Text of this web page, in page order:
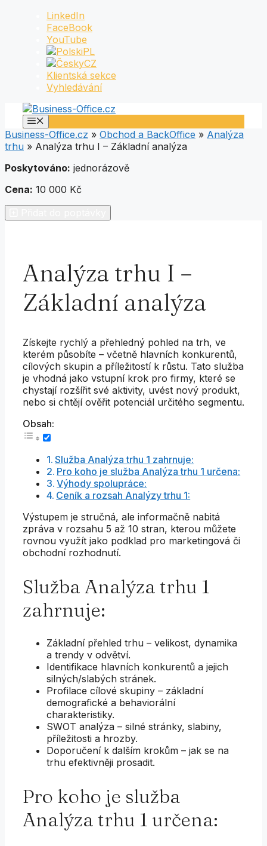
LinkedIn
FaceBook
YouTube
PL
CZ
Klientská sekce
Vyhledávání
Business-Office.cz » Obchod a BackOffice » Analýza
trhu » Analýza trhu I – Základní analýza
Poskytováno: jednorázově
Cena: 10 000 Kč
Analýza trhu I –
Základní analýza
Získejte rychlý a přehledný pohled na trh, ve
kterém působíte – včetně hlavních konkurentů,
cílových skupin a příležitostí k růstu. Tato služba
je vhodná jako vstupní krok pro firmy, které se
chystají rozšířit své aktivity, uvést nový produkt,
nebo si chtějí ověřit potenciál určitého segmentu.
Obsah:
Služba Analýza trhu 1 zahrnuje:
Pro koho je služba Analýza trhu 1 určena:
Výhody spolupráce:
Ceník a rozsah Analýzy trhu 1:
Výstupem je stručná, ale informačně nabitá
zpráva v rozsahu 5 až 10 stran, kterou můžete
rovnou využít jako podklad pro marketingová či
obchodní rozhodnutí.
Služba Analýza trhu 1
zahrnuje:
Základní přehled trhu – velikost, dynamika
a trendy v odvětví.
Identifikace hlavních konkurentů a jejich
silných/slabých stránek.
Profilace cílové skupiny – základní
demografické a behaviorální
charakteristiky.
SWOT analýza – silné stránky, slabiny,
příležitosti a hrozby.
Doporučení k dalším krokům – jak se na
trhu efektivněji prosadit.
Pro koho je služba
Analýza trhu 1 určena: